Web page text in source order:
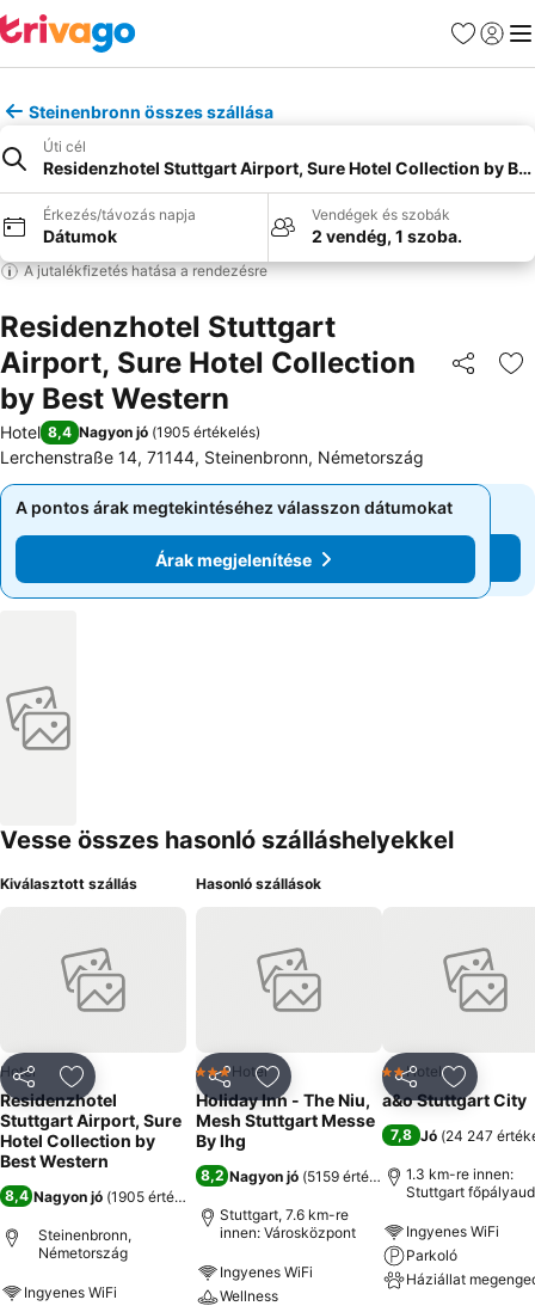
Kedvencek
Steinenbronn összes szállása
Úti cél
Residenzhotel Stuttgart Airport, Sure Hotel Collection by
Érkezés/távozás napja
Dátumok
Vendégek és szobák
2 vendég, 1 szoba.
A jutalékfizetés hatása a rendezésre
Residenzhotel Stuttgart
Airport, Sure Hotel Collection
by Best Western
Hotel 8,4 Nagyon jó (1905 értékelés)
Lerchenstraße 14, 71144, Steinenbronn, Németország
A pontos árak megtekintéséhez válasszon dátumokat
Árak megjelenítése
A pontos árak megtekintéséhez válasszon dátumokat
Árak megjelenítése
Vesse összes hasonló szálláshelyekkel
Kiválasztott szállás
MegosztásHozzáadás a kedvencekhez
Hotel
Residenzhotel
Stuttgart Airport, Sure
Hotel Collection by
Best Western
8,4 Nagyon jó (1905 értékelés
Steinenbronn,
Németország
Ingyenes WiFi
Hasonló szállások
MegosztásHozzáadás a kedvencekhez
3 Kategória
Hotel
Holiday Inn - The Niu,
Mesh Stuttgart Messe
By Ihg
8,2 Nagyon jó (5159 értékelés )
Stuttgart, 7.6 km-re
innen: Városközpont
Ingyenes WiFi
Wellness
Megosztás
2 Kategória
Hotel
a&o Stuttgart City
7,8 Jó (24 247
1.3 km-re innen:
Stuttgart
Ingyenes WiFi
Parkoló
Háziállat